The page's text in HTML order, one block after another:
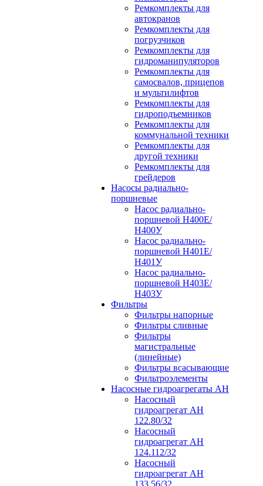
Ремкомплекты для
автокранов
Ремкомплекты для
погрузчиков
Ремкомплекты для
гидроманипуляторов
Ремкомплекты для
самосвалов, прицепов
и мультилифтов
Ремкомплекты для
гидроподъемников
Ремкомплекты для
коммунальной техники
Ремкомплекты для
другой техники
Ремкомплекты для
грейдеров
Насосы радиально-
поршневые
Насос радиально-
поршневой Н400Е/
Н400У
Насос радиально-
поршневой Н401Е/
Н401У
Насос радиально-
поршневой Н403Е/
Н403У
Фильтры
Фильтры напорные
Фильтры сливные
Фильтры
магистральные
(линейные)
Фильтры всасывающие
Фильтроэлементы
Насосные гидроагрегаты АН
Насосный
гидроагрегат АН
122.80/32
Насосный
гидроагрегат АН
124.112/32
Насосный
гидроагрегат АН
133.56/32